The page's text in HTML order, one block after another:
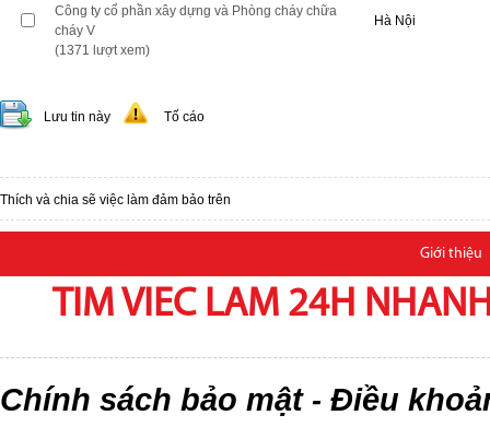
Công ty cổ phần xây dựng và Phòng cháy chữa
cháy V
(1371 lượt xem)
Hà Nội
Lưu tin này Tố cáo
Thích và chia sẽ việc làm đảm bảo trên
Giới thiệu
TIM VIEC LAM 24H
Chính sách bảo mật- Điều